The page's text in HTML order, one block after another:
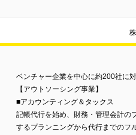
ベンチャー企業を中心に約200社に
【アウトソーシング事業】
■アカウンティング＆タックス
記帳代行を始め、財務・管理会計の
するプランニングから代行までのフ